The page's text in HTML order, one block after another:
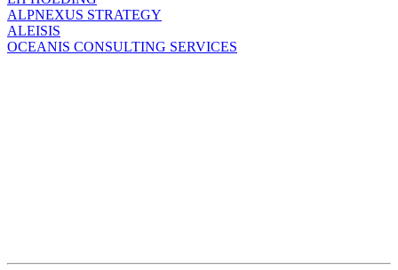
ALPNEXUS STRATEGY
ALEISIS
OCEANIS CONSULTING SERVICES